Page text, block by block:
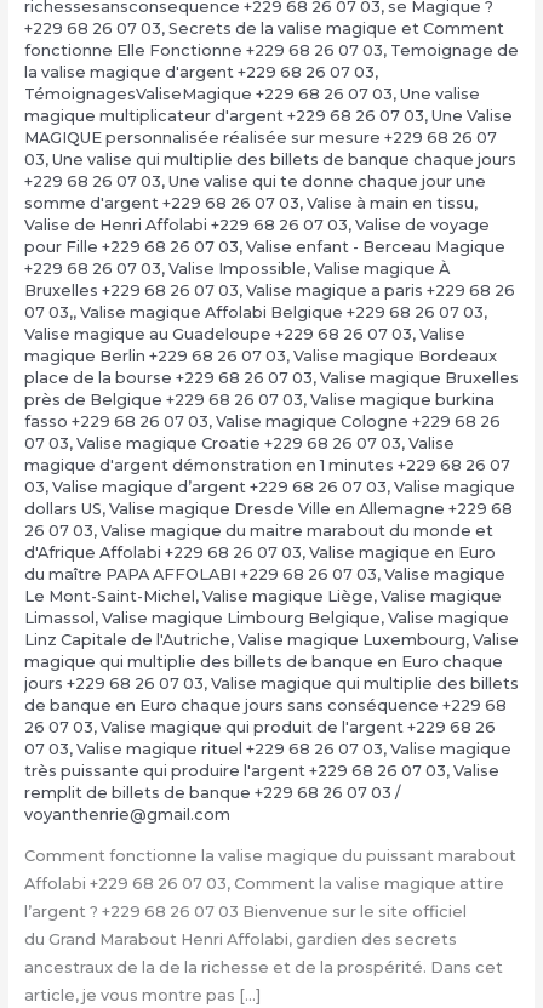
richessesansconsequence +229 68 26 07 03, se Magique ?
+229 68 26 07 03, Secrets de la valise magique et Comment
fonctionne Elle Fonctionne +229 68 26 07 03, Temoignage de
la valise magique d'argent +229 68 26 07 03,
TémoignagesValiseMagique +229 68 26 07 03, Une valise
magique multiplicateur d'argent +229 68 26 07 03, Une Valise
MAGIQUE personnalisée réalisée sur mesure +229 68 26 07
03, Une valise qui multiplie des billets de banque chaque jours
+229 68 26 07 03, Une valise qui te donne chaque jour une
somme d'argent +229 68 26 07 03, Valise à main en tissu,
Valise de Henri Affolabi +229 68 26 07 03, Valise de voyage
pour Fille +229 68 26 07 03, Valise enfant - Berceau Magique
+229 68 26 07 03, Valise Impossible, Valise magique À
Bruxelles +229 68 26 07 03, Valise magique a paris +229 68 26
07 03,, Valise magique Affolabi Belgique +229 68 26 07 03,
Valise magique au Guadeloupe +229 68 26 07 03, Valise
magique Berlin +229 68 26 07 03, Valise magique Bordeaux
place de la bourse +229 68 26 07 03, Valise magique Bruxelles
près de Belgique +229 68 26 07 03, Valise magique burkina
fasso +229 68 26 07 03, Valise magique Cologne +229 68 26
07 03, Valise magique Croatie +229 68 26 07 03, Valise
magique d'argent démonstration en 1 minutes +229 68 26 07
03, Valise magique d’argent +229 68 26 07 03, Valise magique
dollars US, Valise magique Dresde Ville en Allemagne +229 68
26 07 03, Valise magique du maitre marabout du monde et
d'Afrique Affolabi +229 68 26 07 03, Valise magique en Euro
du maître PAPA AFFOLABI +229 68 26 07 03, Valise magique
Le Mont-Saint-Michel, Valise magique Liège, Valise magique
Limassol, Valise magique Limbourg Belgique, Valise magique
Linz Capitale de l'Autriche, Valise magique Luxembourg, Valise
magique qui multiplie des billets de banque en Euro chaque
jours +229 68 26 07 03, Valise magique qui multiplie des billets
de banque en Euro chaque jours sans conséquence +229 68
26 07 03, Valise magique qui produit de l'argent +229 68 26
07 03, Valise magique rituel +229 68 26 07 03, Valise magique
très puissante qui produire l'argent +229 68 26 07 03, Valise
remplit de billets de banque +229 68 26 07 03 /
voyanthenrie@gmail.com
Comment fonctionne la valise magique du puissant marabout
Affolabi +229 68 26 07 03, Comment la valise magique attire
l’argent ? +229 68 26 07 03 Bienvenue sur le site officiel
du Grand Marabout Henri Affolabi, gardien des secrets
ancestraux de la de la richesse et de la prospérité. Dans cet
article, je vous montre pas […]